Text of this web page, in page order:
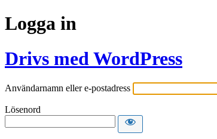
Logga in
Drivs med WordPress
Användarnamn eller e-postadress
Lösenord